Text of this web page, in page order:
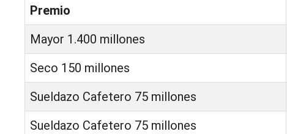
Premio
Mayor 1.400 millones
Seco 150 millones
Sueldazo Cafetero 75 millones
Sueldazo Cafetero 75 millones